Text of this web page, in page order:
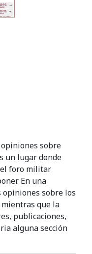
sobre
un lugar donde
el foro militar
En una
opiniones sobre los
que la
publicaciones,
alguna sección